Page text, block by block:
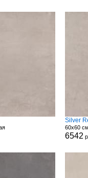
Silver
60x60
6542